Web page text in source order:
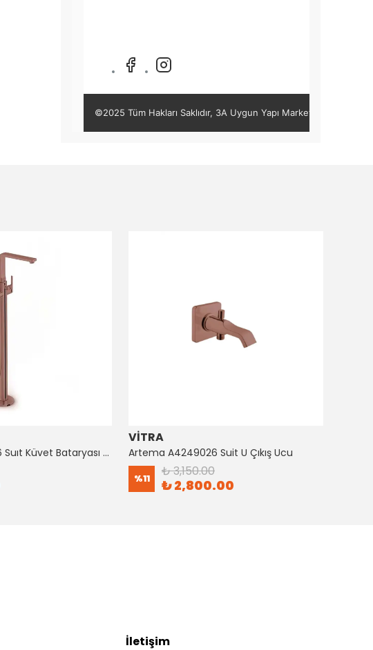
©2025 Tüm Hakları Saklıdır, 3A Uygun Yapı Market -
Artema A4128726 Suıt Küvet Bataryası Bakır
VİTRA
Artema A4249026 Suit U Çıkış Ucu
%11 ₺ 3,150.00
₺ 2,800.00
İletişim